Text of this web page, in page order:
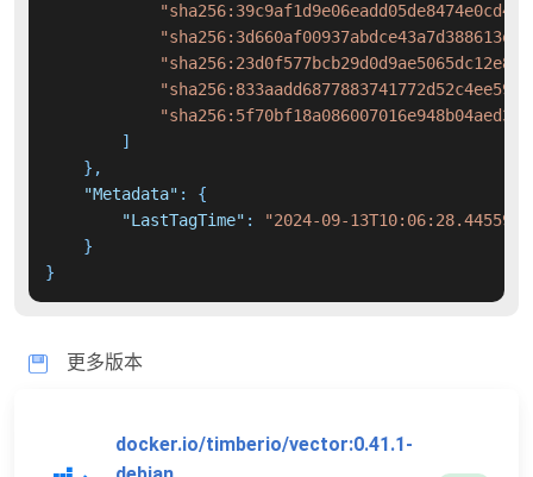
]
} ,
"Metadata" :
{
"LastTagTime" :
"2024-09-
}
}
更多版本
docker.io/timberio/vector:0.41.1-